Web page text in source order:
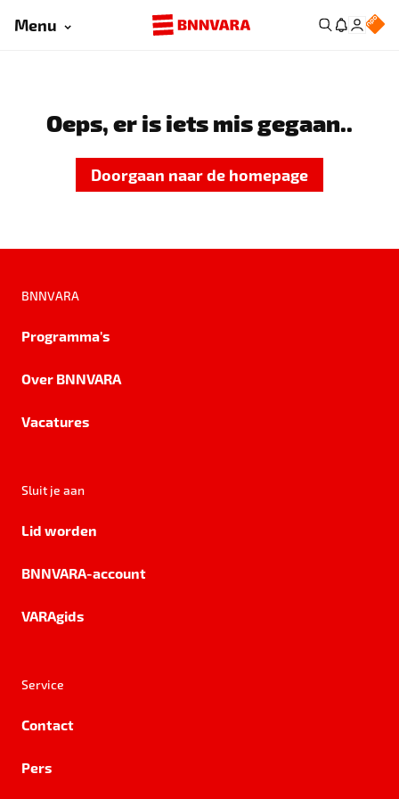
Menu
Oeps, er is iets mis gegaan..
Doorgaan naar de homepage
BNNVARA
Programma's
Over BNNVARA
Vacatures
Sluit je aan
Lid worden
BNNVARA-account
VARAgids
Service
Contact
Pers